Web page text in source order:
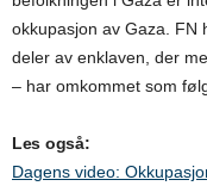
okkupasjon av Gaza. FN
deler av enklaven, der
– har omkommet som
Les også:
Dagens video: